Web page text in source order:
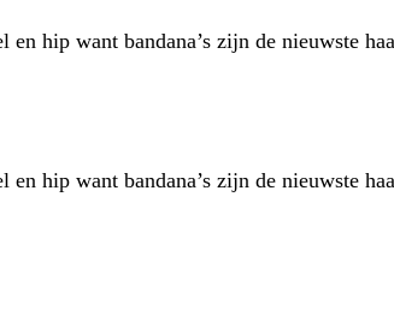
hip want bandana’s zijn de nieuwste
hip want bandana’s zijn de nieuwste